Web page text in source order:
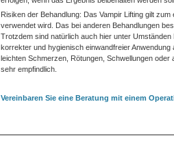
Risiken der Behandlung: Das Vampir Lifting gilt
verwendet wird. Das bei anderen Behandlungen
Trotzdem sind natürlich auch hier unter
korrekter und hygienisch einwandfreier
leichten Schmerzen, Rötungen, Schwellungen
sehr empfindlich.
Vereinbaren Sie eine Beratung mit einem